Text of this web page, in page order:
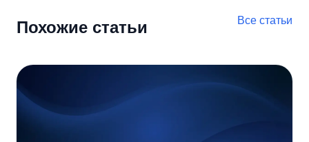
Похожие статьи Все статьи